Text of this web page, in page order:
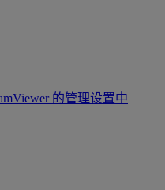
的管理设置中